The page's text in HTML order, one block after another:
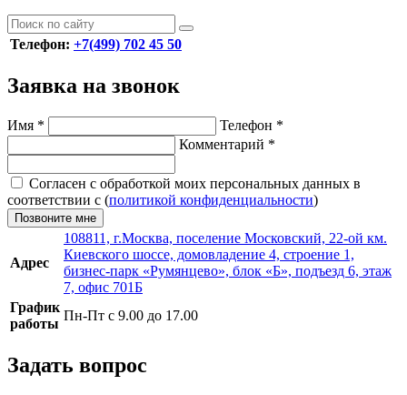
Телефон: +7(499) 702 45 50
Заявка на звонок
Имя * Телефон *
Комментарий *
Согласен с обработкой моих персональных данных в
соответствии с (политикой конфиденциальности)
Позвоните мне
Адрес
108811, г.Москва, поселение Московский, 22-ой км.
Киевского шоссе, домовладение 4, строение 1,
бизнес-парк «Румянцево», блок «Б», подъезд 6, этаж
7, офис 701Б
График
работы
Пн-Пт с 9.00 до 17.00
Задать вопрос